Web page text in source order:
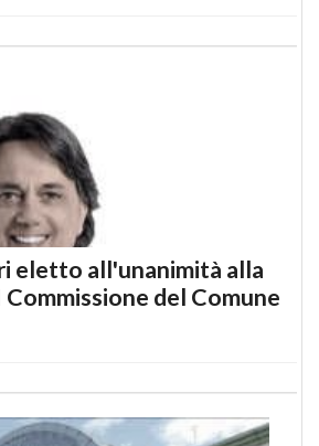
eletto all'unanimità alla
del Comune